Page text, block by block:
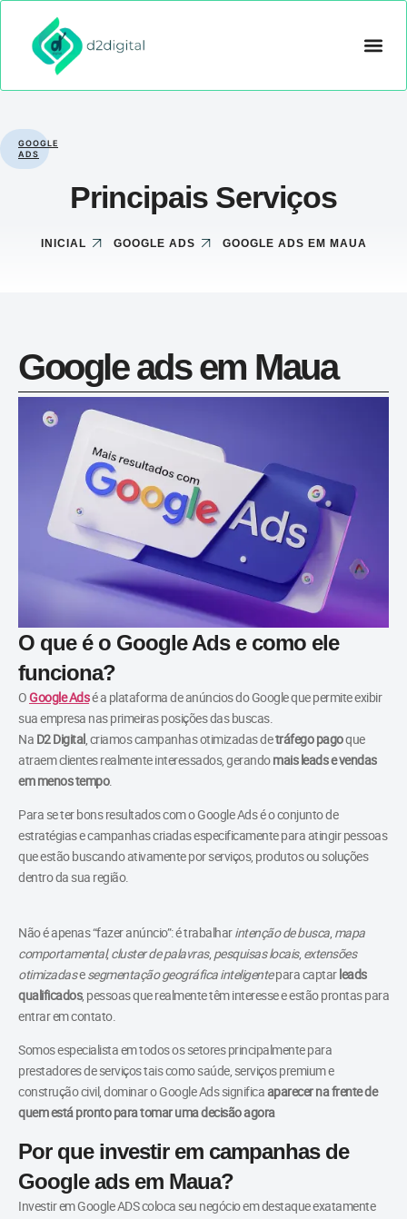
GOOGLE
ADS
Principais Serviços
INICIAL GOOGLE ADS GOOGLE ADS EM MAUA
Google ads em Maua
O que é o Google Ads e como ele
funciona?
OGoogle Adsé a plataforma de anúncios do Google que permite exibir
sua empresa nas primeiras posições das buscas.
Na D2 Digital , criamos campanhas otimizadas detráfego pagoque
atraem clientes realmente interessados, gerandomais leads e vendas
em menos tempo.
Para se ter bons resultados com o Google Ads é o conjunto de
estratégias e campanhas criadas especificamente para atingir pessoas
que estão buscando ativamente por serviços, produtos ou soluções
dentro da sua região.
Não é apenas “fazer anúncio”: é trabalharintenção de busca, mapa
comportamental,cluster de palavras, pesquisas locais, extensões
otimizadasesegmentação geográfica inteligentepara captarleads
qualificados, pessoas que realmente têm interesse e estão prontas para
entrar em contato.
Somos especialista em todos os setores principalmente para
prestadores de serviços tais como saúde, serviços premium e
construção civil, dominar o Google Ads significaaparecer na frente de
quem está pronto para tomar uma decisão agora
Por que investir em campanhas de
Google ads em Maua?
Investir em Google ADS coloca seu negócio em destaque exatamente